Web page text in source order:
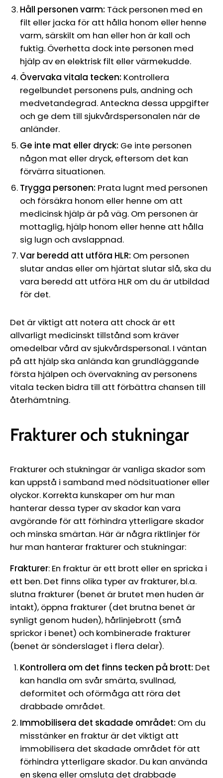
Håll personen varm: Täck personen med en
filt eller jacka för att hålla honom eller henne
varm, särskilt om han eller hon är kall och
fuktig. Överhetta dock inte personen med
hjälp av en elektrisk filt eller värmekudde.
Övervaka vitala tecken: Kontrollera
regelbundet personens puls, andning och
medvetandegrad. Anteckna dessa uppgifter
och ge dem till sjukvårdspersonalen när de
anländer.
Ge inte mat eller dryck: Ge inte personen
någon mat eller dryck, eftersom det kan
förvärra situationen.
Trygga personen: Prata lugnt med personen
och försäkra honom eller henne om att
medicinsk hjälp är på väg. Om personen är
mottaglig, hjälp honom eller henne att hålla
sig lugn och avslappnad.
Var beredd att utföra HLR: Om personen
slutar andas eller om hjärtat slutar slå, ska du
vara beredd att utföra HLR om du är utbildad
för det.
Det är viktigt att notera att chock är ett
allvarligt medicinskt tillstånd som kräver
omedelbar vård av sjukvårdspersonal. I väntan
på att hjälp ska anlända kan grundläggande
första hjälpen och övervakning av personens
vitala tecken bidra till att förbättra chansen till
återhämtning.
Frakturer och stukningar
Frakturer och stukningar är vanliga skador som
kan uppstå i samband med nödsituationer eller
olyckor. Korrekta kunskaper om hur man
hanterar dessa typer av skador kan vara
avgörande för att förhindra ytterligare skador
och minska smärtan. Här är några riktlinjer för
hur man hanterar frakturer och stukningar:
Frakturer: En fraktur är ett brott eller en spricka i
ett ben. Det finns olika typer av frakturer, bl.a.
slutna frakturer (benet är brutet men huden är
intakt), öppna frakturer (det brutna benet är
synligt genom huden), hårlinjebrott (små
sprickor i benet) och kombinerade frakturer
(benet är sönderslaget i flera delar).
Kontrollera om det finns tecken på brott: Det
kan handla om svår smärta, svullnad,
deformitet och oförmåga att röra det
drabbade området.
Immobilisera det skadade området: Om du
misstänker en fraktur är det viktigt att
immobilisera det skadade området för att
förhindra ytterligare skador. Du kan använda
en skena eller omsluta det drabbade